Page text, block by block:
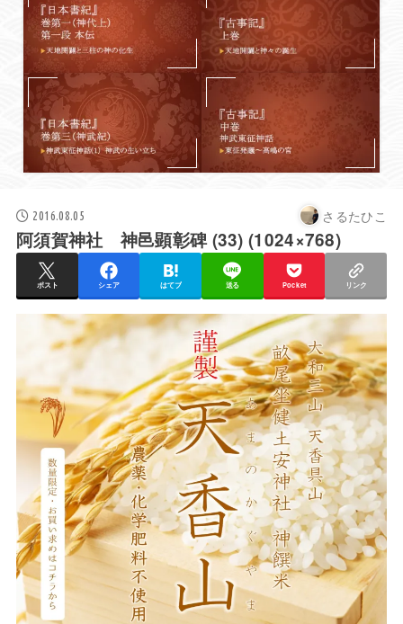
2016.08.05 さるたひこ
阿須賀神社 神邑顕彰碑 (33) (1024×768)
ポスト シェア はてブ 送る Pocket リンク